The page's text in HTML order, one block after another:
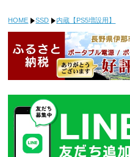
HOME SSD 内蔵【PS5増設用】